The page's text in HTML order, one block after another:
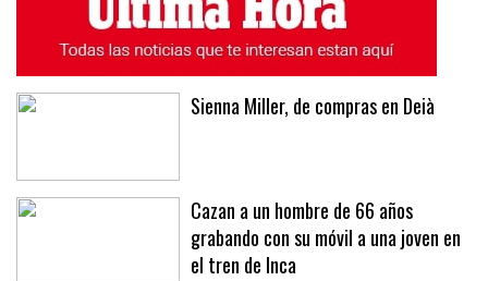
Sienna Miller, de compras en Deià
Cazan a un hombre de 66 años
grabando con su móvil a una joven en
el tren de Inca